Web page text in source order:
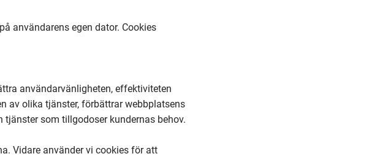
användarens egen dator. Cookies
användarvänligheten, effektiviteten
av olika tjänster, förbättrar webbplatsens
som tillgodoser kundernas behov.
Vidare använder vi cookies för att